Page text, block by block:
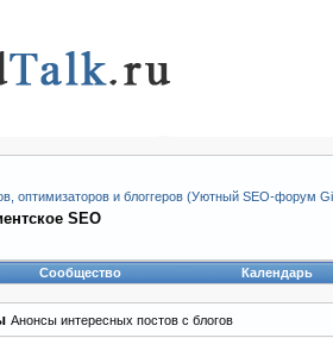
оптимизаторов и блоггеров (Уютный SEO-форум
SEO
Сообщество Календарь
Анонсы интересных постов с блогов